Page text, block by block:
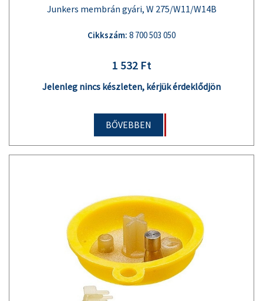
Junkers membrán gyári, W 275/W11/W14B
Cikkszám: 8 700 503 050
1 532 Ft
Jelenleg nincs készleten, kérjük érdeklődjön
BŐVEBBEN